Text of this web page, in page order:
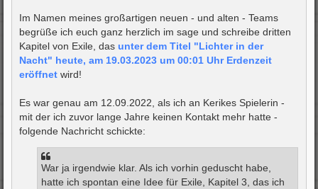
Im Namen meines großartigen neuen - und alten - Teams
begrüße ich euch ganz herzlich im sage und schreibe dritten
Kapitel von Exile, das unter dem Titel "Lichter in der
Nacht" heute, am 19.03.2023 um 00:01 Uhr Erdenzeit
eröffnet wird!
Es war genau am 12.09.2022, als ich an Kerikes Spielerin -
mit der ich zuvor lange Jahre keinen Kontakt mehr hatte -
folgende Nachricht schickte:
War ja irgendwie klar. Als ich vorhin geduscht habe,
hatte ich spontan eine Idee für Exile, Kapitel 3, das ich